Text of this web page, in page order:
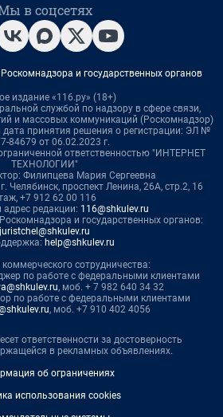
в соцсетях
и государственных органов
издание «116.ру» (18+)
службой по надзору в сфере связи,
и массовых коммуникаций (Роскомнадзор)
принятия решения о регистрации: ЭЛ №
84679 от 06.02.2023 г.
ответственностью "ИНТЕРНЕТ
ТЕХНОЛОГИИ"
Филипцева Мария Сергеевна
Челябинск, проспект Ленина, 26А, стр.2, 16
+7 912 62 00 116
редакции: 116@shkulev.ru
и государственных органов:
juristchel@shkulev.ru
help@shkulev.ru
сотрудничества:
по работе с федеральными клиентами
, моб. + 7 982 640 34 32
по работе с федеральными клиентами
, моб. +7 910 402 4056
ответственности за достоверность
в рекламных объявлениях.
об ограничениях
использования cookies